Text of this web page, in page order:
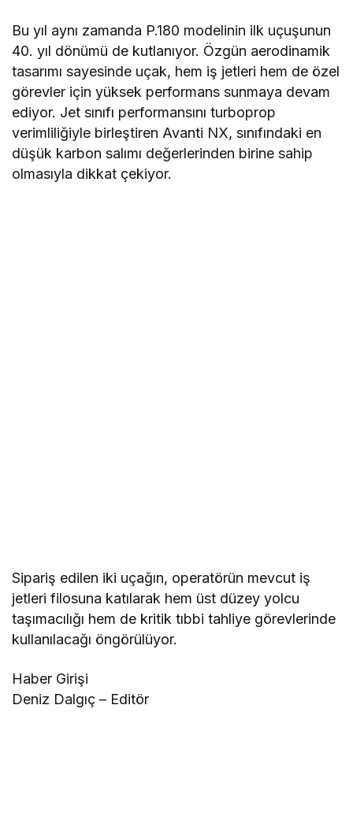
Bu yıl aynı zamanda P.180 modelinin ilk uçuşunun
40. yıl dönümü de kutlanıyor. Özgün aerodinamik
tasarımı sayesinde uçak, hem iş jetleri hem de özel
görevler için yüksek performans sunmaya devam
ediyor. Jet sınıfı performansını turboprop
verimliliğiyle birleştiren Avanti NX, sınıfındaki en
düşük karbon salımı değerlerinden birine sahip
olmasıyla dikkat çekiyor.
Sipariş edilen iki uçağın, operatörün mevcut iş
jetleri filosuna katılarak hem üst düzey yolcu
taşımacılığı hem de kritik tıbbi tahliye görevlerinde
kullanılacağı öngörülüyor.
Haber Girişi
Deniz Dalgıç – Editör